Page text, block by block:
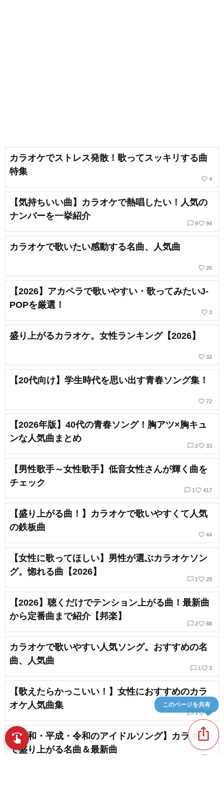
カラオケでストレス発散！歌ってスッキリする曲
特集
favorite_border 4
【気持ちいい曲】カラオケで熱唱したい！人気の
ナンバーを一挙紹介
chat_bubble_outline 9favorite_border 94
カラオケで歌いたい感動する名曲、人気曲
favorite_border 26
【2026】アカペラで歌いやすい・歌ってみたいJ-
POPを厳選！
favorite_border 3
盛り上がるカラオケ。女性ランキング【2026】
favorite_border 32
【20代向け】学生時代を思い出す青春ソング集！
favorite_border 72
【2026年版】40代の青春ソング！胸アツ×胸キュ
ンな人気曲まとめ
chat_bubble_outline 2favorite_border 33
【男性歌手～女性歌手】低音女性さんが輝く曲を
チェック
chat_bubble_outline 1 favorite_border 417
【盛り上がる曲！】カラオケで歌いやすくて人気
の鉄板曲
favorite_border 44
【女性に歌ってほしい】男性が選ぶカラオケソン
グ。惚れる曲【2026】
chat_bubble_outline 1 favorite_border 28
【2026】聴くだけでテンション上がる曲！最新曲
から定番曲まで紹介【邦楽】
chat_bubble_outline 2favorite_border 88
カラオケで歌いやすい人気ソング。おすすめの名
曲、人気曲
chat_bubble_outline 1 favorite_border 3
【歌えたらかっこいい！】女性におすすめのカラ
オケ人気曲集
chat_bubble_outline1favorite_border 40
【昭和・平成・令和のアイドルソング】カラオケ
で盛り上がる名曲＆最新曲
favorite_border
ios_share
このページを共有
swipe 指先で音楽をブラウズ